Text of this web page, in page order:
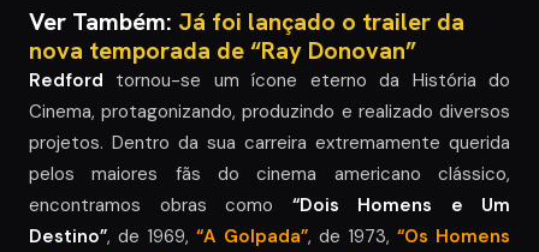
Ver Também: Já foi lançado o trailer da
nova temporada de “Ray Donovan”
Redford tornou-se um ícone eterno da História do
Cinema, protagonizando, produzindo e realizado diversos
projetos. Dentro da sua carreira extremamente querida
pelos maiores fãs do cinema americano clássico,
encontramos obras como “Dois Homens e Um
Destino”, de 1969,“A Golpada”, de 1973, “Os Homens